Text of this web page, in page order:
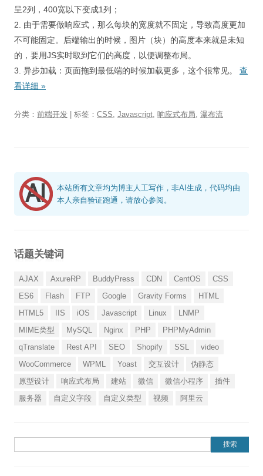
呈2列，400宽以下变成1列；
2. 由于需要做响应式，那么每块的宽度就不固定，导致高度更加
不可能固定。后端输出的时候，图片（块）的高度本来就是未知
的，要用JS实时取到它们的高度，以便调整布局。
3. 异步加载：页面拖到最低端的时候加载更多，这个很常见。 查
看详细 »
分类： 前端开发 | 标签： CSS, Javascript, 响应式布局, 瀑布流
本站所有文章均为博主人工写作，非AI生成，代码均由
本人亲自验证跑通，请放心参阅。
话题关键词
AJAX AxureRP BuddyPress CDN CentOS
CSS
ES6
Flash FTP Google Gravity Forms
HTML
HTML5
IIS iOS Javascript Linux
LNMP
MIME类型
MySQL Nginx PHP
PHPMyAdmin
qTranslate
Rest API SEO Shopify SSL
video
WooCommerce
WPML Yoast 交互设计
伪静态
原型设计
响应式布局 建站 微信 微信小程序
插件
服务器
自定义字段 自定义类型 视频 阿里云